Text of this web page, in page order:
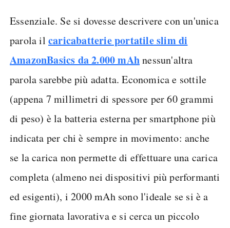
Essenziale. Se si dovesse descrivere con un'unica
parola il caricabatterie portatile slim di
AmazonBasics da 2.000 mAhnessun'altra
parola sarebbe più adatta. Economica e sottile
(appena 7 millimetri di spessore per 60 grammi
di peso) è la batteria esterna per smartphone più
indicata per chi è sempre in movimento: anche
se la carica non permette di effettuare una carica
completa (almeno nei dispositivi più performanti
ed esigenti), i 2000 mAh sono l'ideale se si è a
fine giornata lavorativa e si cerca un piccolo